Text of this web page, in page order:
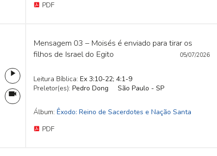
PDF
Mensagem 03 – Moisés é enviado para tirar os
filhos de Israel do Egito
05/07/2026
Leitura Bíblica: Ex 3:10-22; 4:1-9
Preletor(es): Pedro Dong São Paulo - SP
Álbum: Êxodo: Reino de Sacerdotes e Nação Santa
PDF